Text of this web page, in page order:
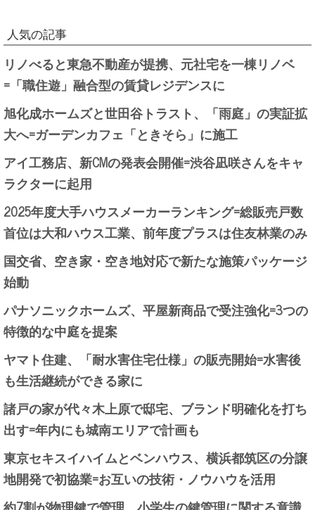
人気の記事
リノべると東急不動産が提携、元社宅を一棟リノベ
=「職住遊」融合型の賃貸レジデンスに
旭化成ホームズと世田谷トラスト、「雨庭」の実証拡
大へ=ガーデンカフェ「ときそら」に施工
アイ工務店、新CMの発表会開催=渋谷凪咲さんをキャ
ラクターに起用
2025年度大手ハウスメーカーランキング=総販売戸数
首位は大和ハウス工業、前年度プラスは住友林業のみ
国交省、空き家・空き地対応で新たな施策パッケージ
始動
パナソニックホームズ、平屋新商品で受注強化=3つの
特徴的な中庭を提案
ヤマト住建、「耐水害住宅仕様」の販売開始=水害後
も生活継続ができる家に
諸戸の家が代々木上原で邸宅、ブランド明確化を打ち
出す=年内にも城南エリアで計画も
東京セキスイハイムとベンハウス、横浜都筑区の分譲
地開発で初協業=お互いの技術・ノウハウを活用